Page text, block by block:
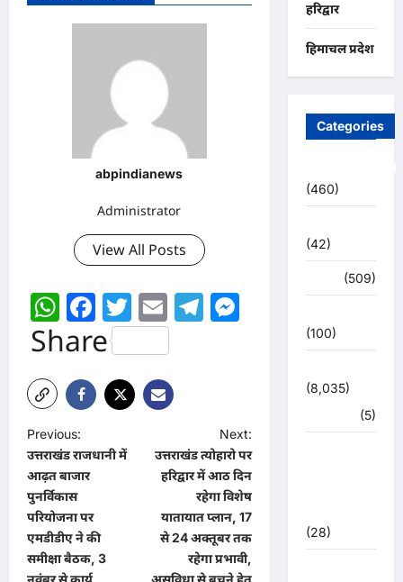
abpindianews
Administrator
View All Posts
WhatsApp
Facebook
Twitter
EmailTelegram
Messenger
Share
P
o
s
t
n
a
Previous:
उत्तराखंड राजधानी में
आढ़त बाजार
पुनर्विकास
परियोजना पर
एमडीडीए ने की
समीक्षा बैठक, 3
नवंबर से कार्य
Next:
उत्तराखंड त्योहारो पर
हरिद्वार में आठ दिन
रहेगा विशेष
यातायात प्लान, 17
से 24 अक्तूबर तक
रहेगा प्रभावी,
असुविधा से बचने हेतु
हरिद्वार
हिमाचल प्रदेश
Categories
(460)
(42)
(509)
(100)
(8,035)
(5)
(28)